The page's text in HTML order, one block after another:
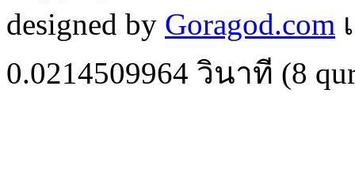
designed by Goragod.com
0.0214509964 วินาที (8